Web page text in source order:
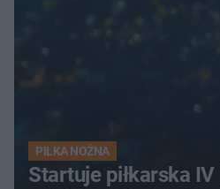
PIŁKA NOŻNA
Startuje piłkarska